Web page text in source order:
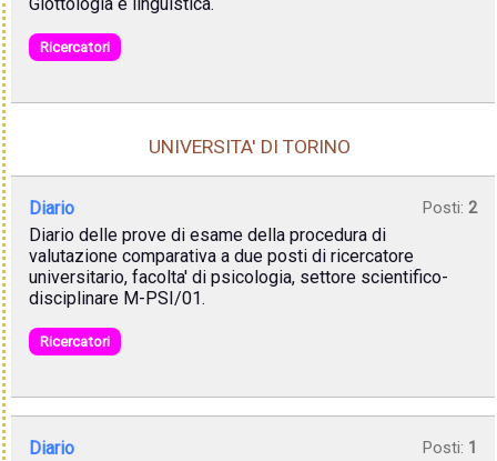
Ricercatori
UNIVERSITA' DI TORINO
Diario Posti: 2
Diario delle prove di esame della procedura di
valutazione comparativa a due posti di ricercatore
universitario, facolta' di psicologia, settore scientifico-
disciplinare M-PSI/01.
Ricercatori
Diario Posti: 1